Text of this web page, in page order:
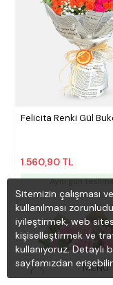
MENÜ
Felicita Renki Gül
1.560,90 TL
Aynı gün
Sitemizin çalışması
kullanılması
iyileştirmek, web
kişiselleştirmek ve
kullanıyoruz. Detaylı
sayfamızdan